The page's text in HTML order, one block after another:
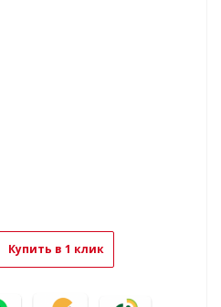
Купить в 1 клик